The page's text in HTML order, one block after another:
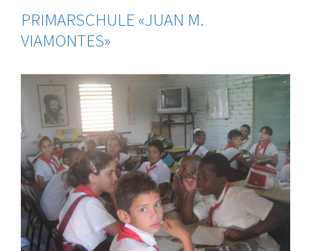
PRIMARSCHULE «JUAN M.
VIAMONTES»